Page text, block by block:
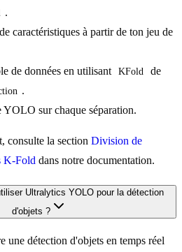
.
caractéristiques à partir de ton jeu de
de données en utilisant
KFold de
.
YOLO sur chaque séparation.
consulte la section Division de
K-Fold dans notre documentation.
Ultralytics YOLO pour la détection
d'objets ?
détection d'objets en temps réel